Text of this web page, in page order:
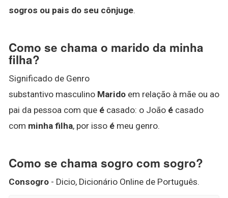
sogros ou pais do seu cônjuge.
Como se chama o marido da minha
filha?
Significado de Genro
substantivo masculino Marido em relação à mãe ou ao
pai da pessoa com que é casado: o João é casado
com minha filha, por isso é meu genro.
Como se chama sogro com sogro?
Consogro - Dicio, Dicionário Online de Português.